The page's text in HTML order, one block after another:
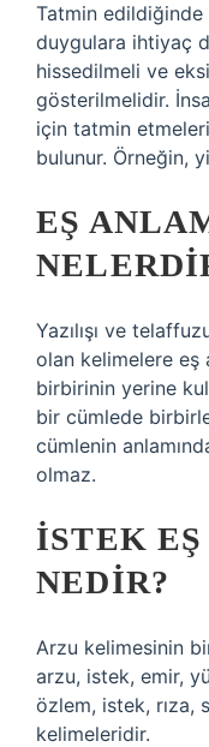
Tatmin
duygulara ihtiyaç
hissedilmeli ve
gösterilmelidir.
için tatmin
bulunur. Örneğin,
EŞ
Yazılışı ve
olan kelimelere eş
birbirinin yerine
bir cümlede
cümlenin
olmaz.
İSTEK
NEDIR?
Arzu kelimesinin
arzu, istek, emir,
özlem, istek, rıza,
kelimeleridir.